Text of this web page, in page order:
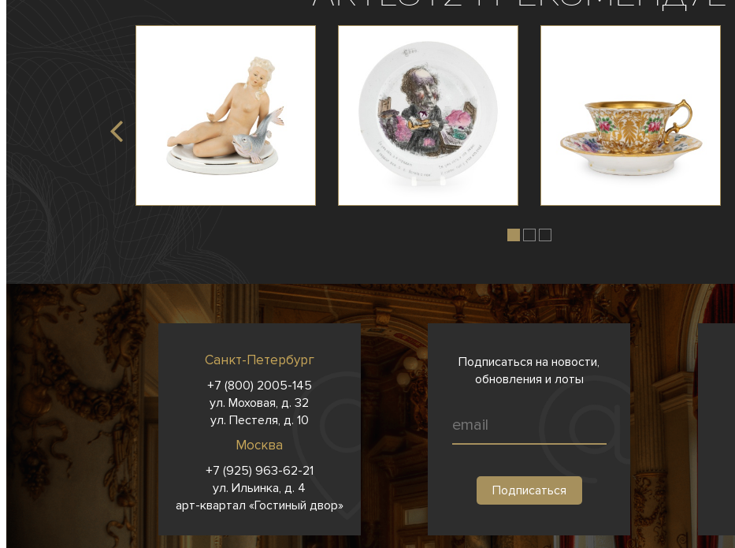
Санкт-Петербург
+7 (800) 2005-145
ул. Моховая, д. 32
ул. Пестеля, д. 10
Москва
+7 (925) 963-62-21
ул. Ильинка, д. 4
арт-квартал «Гостиный двор»
Подписаться на новости,
обновления и лоты